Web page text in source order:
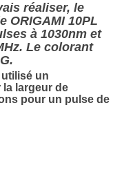
réaliser, le
ORIGAMI 10PL
à 1030nm et
Le colorant
un
la largeur de
pour un pulse de